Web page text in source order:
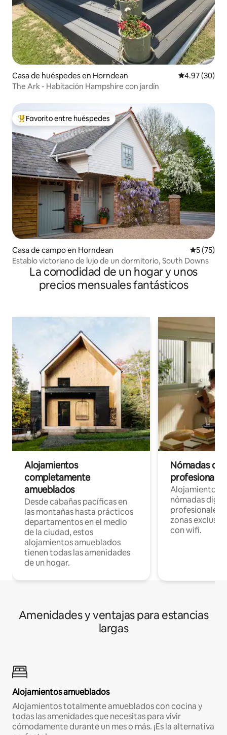
Casa de huéspedes en Horndean Calificación
4.97 (30)
The Ark - Habitación Hampshire con jardín
De los mejores en Favorito entre huéspedes
Favorito entre huéspedes
Casa de campo en Horndean
5 (75)
Establo victoriano de lujo de un dormitorio, South Downs
La comodidad de un hogar y unos
precios mensuales fantásticos
Alojamientos
completamente
amueblados
Desde cabañas pacíficas en
las montañas hasta prácticos
departamentos en el medio
de la ciudad, estos
alojamientos amueblados
tienen todas las amenidades
de un hogar.
Nómadas
Alojamientos
nómadas
profesionales
zonas
con wifi.
Amenidades y ventajas para estancias
largas
Alojamientos amueblados
Alojamientos totalmente amueblados con cocina y
todas las amenidades que necesitas para vivir
cómodamente durante un mes o más. ¡Es la alternativa